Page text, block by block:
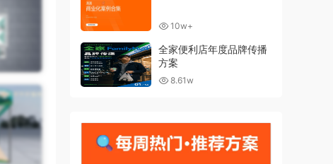
10w+
全家便利店年度品牌传播
方案
8.61w